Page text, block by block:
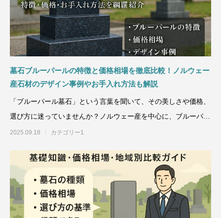
墓石ブルーパールの特徴と価格相場を徹底比較！ノルウェー
産石材のデザイン事例やお手入れ方法も解説
「ブルーパール墓石」という言葉を聞いて、その美しさや価格、
選び方に迷っていませんか？ノルウェー産を中心に、ブルーパー
ルは【黒地に青い結晶が輝
2025.09.18 カテゴリー1